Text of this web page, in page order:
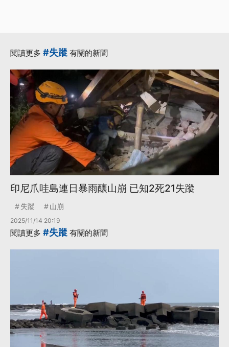
閱讀更多 #失蹤 有關的新聞
印尼爪哇島連日暴雨釀山崩 已知2死21失蹤
失蹤 山崩
2025/11/14 20:19
閱讀更多 #失蹤 有關的新聞